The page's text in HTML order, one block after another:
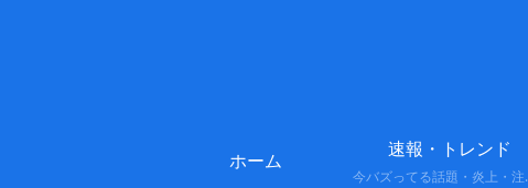
ホーム
速報・トレンド
今バ